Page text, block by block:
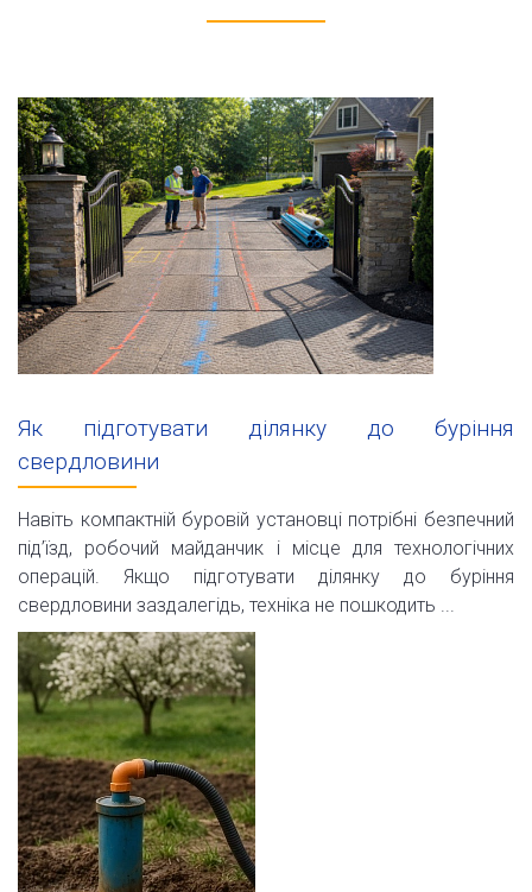
Як підготувати ділянку до буріння
свердловини
Навіть компактній буровій установці потрібні безпечний
під’їзд, робочий майданчик і місце для технологічних
операцій. Якщо підготувати ділянку до буріння
свердловини заздалегідь, техніка не пошкодить ...